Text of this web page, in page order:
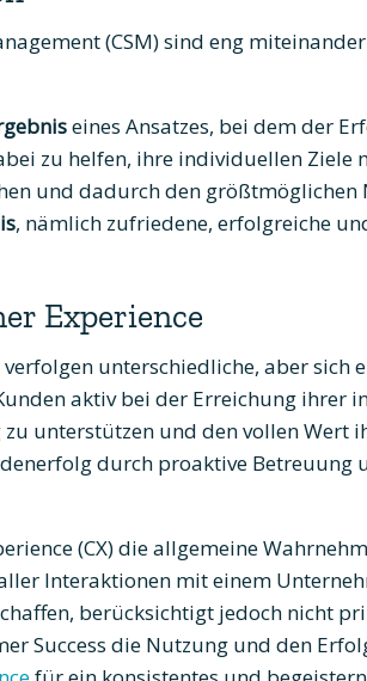
(CSM) sind eng
eines Ansatzes, bei dem der
zu helfen, ihre individuellen Ziele
und dadurch den größtmöglichen
, nämlich zufriedene, erfolgreiche
Experience
unterschiedliche, aber sich
aktiv bei der Erreichung ihrer
unterstützen und den vollen Wert
durch proaktive Betreuung
(CX) die allgemeine
Interaktionen mit einem
berücksichtigt jedoch nicht
Success die Nutzung und den